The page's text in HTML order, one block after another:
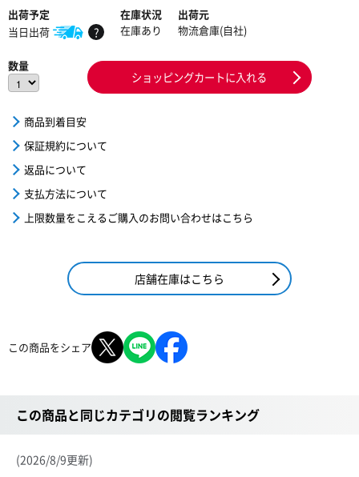
出荷予定
当日出荷
?
在庫状況
在庫あり
出荷元
物流倉庫(自社)
数量
ショッピングカートに入れる
商品到着目安
保証規約について
返品について
支払方法について
上限数量をこえるご購入のお問い合わせはこちら
店舗在庫はこちら
この商品をシェア
この商品と同じカテゴリの閲覧ランキング
(2026/8/9更新)